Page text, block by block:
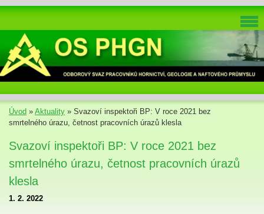
Úvod » Aktuality » Svazoví inspektoři BP: V roce 2021 bez
smrtelného úrazu, četnost pracovních úrazů klesla
Svazoví inspektoři BP: V roce 2021 bez
smrtelného úrazu, četnost pracovních úrazů
klesla
1. 2. 2022